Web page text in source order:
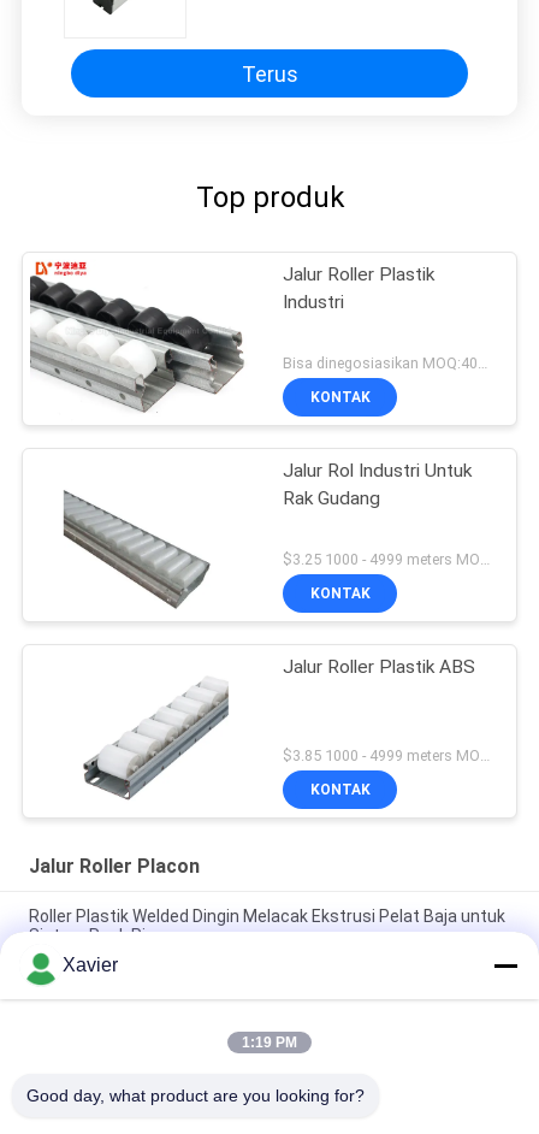
Terus
Top produk
Jalur Roller Plastik
Industri
Bisa dinegosiasikan MOQ:400 meter
KONTAK
Jalur Rol Industri Untuk
Rak Gudang
KONTAK
Jalur Roller Plastik ABS
KONTAK
Jalur Roller Placon
Roller Plastik Welded Dingin Melacak Ekstrusi Pelat Baja untuk
Sistem Rack Pipa
DY-6033 Track rol palet bingkai logam lembaran untuk sistem
rak pipa
DY-8533 Enhance Sheet Metal Fluent Article Plaque untuk
Xavier
1:19 PM
Good day, what product are you looking for?